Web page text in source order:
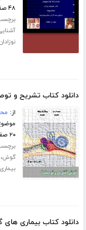
۴۸ صفحه
دانلود کتاب تشریح و
از:
۲۰ صفحه
گوش
دانلود کتاب بیماری